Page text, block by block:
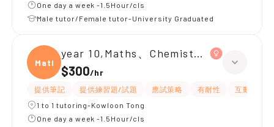
One day a week -1.5Hour/cls
Male tutor/Female tutor-University Graduated
Maths
year 10,Maths、Chemistry、Biology
$300/hr
提供筆記 提供練習題/試題 應試策略 有耐性
互動教學
1 to 1 tutoring-Kowloon Tong
One day a week -1.5Hour/cls